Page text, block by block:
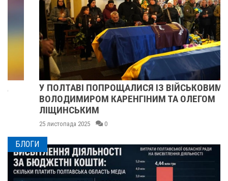
У ПОЛТАВІ ПОПРОЩАЛИСЯ ІЗ ВІЙСЬКОВИМИ
ВОЛОДИМИРОМ КАРЕНГІНИМ ТА ОЛЕГОМ
ЛІЩИНСЬКИМ
25 листопада 2025 0
БЛОГИ